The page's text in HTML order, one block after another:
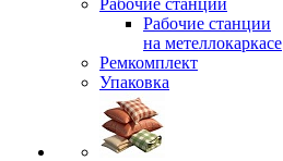
Рабочие станции
Рабочие станции
на метеллокаркасе
Ремкомплект
Упаковка